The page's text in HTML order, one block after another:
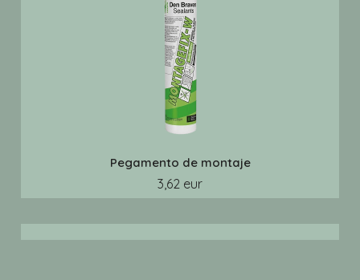
Pegamento de montaje
3,62 eur